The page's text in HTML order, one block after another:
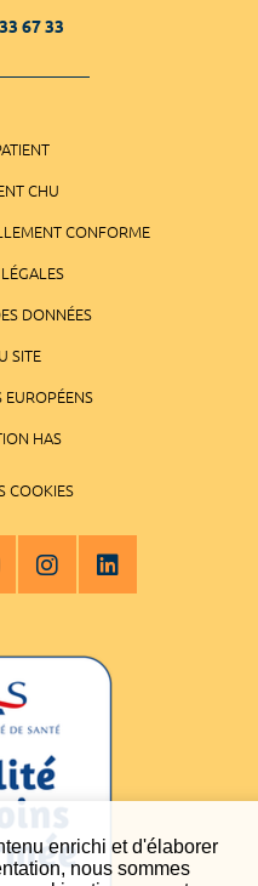
enrichi et d'élaborer
nous sommes
67 33
CHU
CONFORME
DONNÉES
SITE
EUROPÉENS
HAS
COOKIES